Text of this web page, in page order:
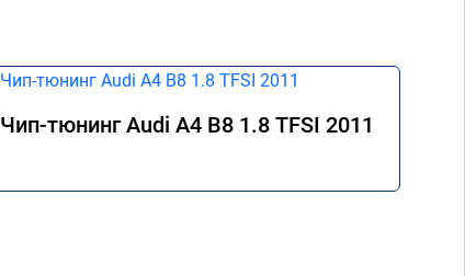
Чип-тюнинг Audi A4 B8 1.8 TFSI 2011